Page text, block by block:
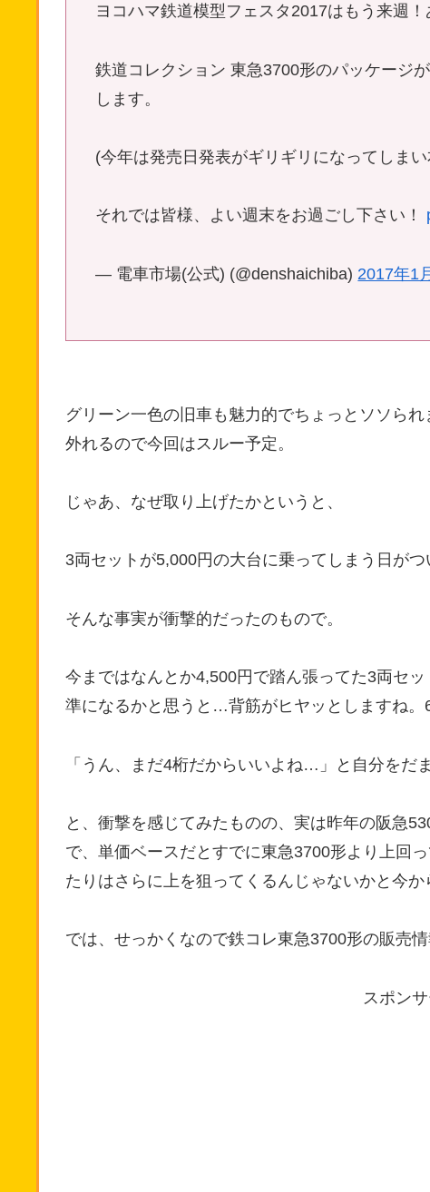
ヨコハマ鉄道模型フェスタ2017はもう来週！
鉄道コレクション 東急3700形のパッケージ
します。
(今年は発売日発表がギリギリになってしま
それでは皆様、よい週末をお過ごし下さい！
— 電車市場(公式) (@denshaichiba) 2017年1
グリーン一色の旧車も魅力的でちょっとソソら
外れるので今回はスルー予定。
じゃあ、なぜ取り上げたかというと、
3両セットが5,000円の大台に乗ってしまう日がつ
そんな事実が衝撃的だったのもので。
今まではなんとか4,500円で踏ん張ってた3両セ
準になるかと思うと…背筋がヒヤッとしますね。
「うん、まだ4桁だからいいよね…」と自分をだ
と、衝撃を感じてみたものの、実は昨年の阪急
で、単価ベースだとすでに東急3700形より上回
たりはさらに上を狙ってくるんじゃないかと今か
では、せっかくなので鉄コレ東急3700形の販売情
スポン